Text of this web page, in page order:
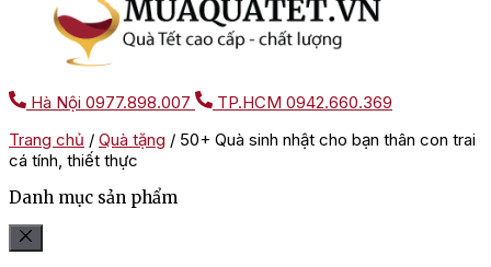
Hà Nội 0977.898.007 TP.HCM 0942.660.369
Trang chủ / Quà tặng / 50+ Quà sinh nhật cho bạn thân con trai
cá tính, thiết thực
Danh mục sản phẩm